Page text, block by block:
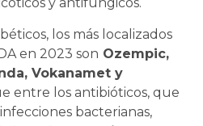
los más localizados
en 2023 son Ozempic,
Vokanamet y
entre los antibióticos, que
bacterianas,